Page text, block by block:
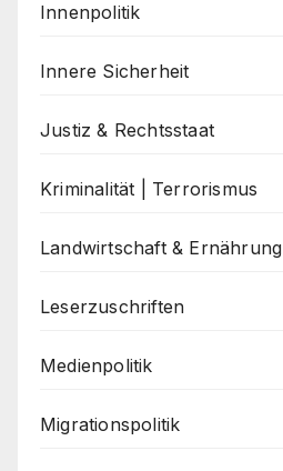
Innenpolitik
Innere Sicherheit
Justiz & Rechtsstaat
Kriminalität | Terrorismus
Landwirtschaft & Ernährung
Leserzuschriften
Medienpolitik
Migrationspolitik